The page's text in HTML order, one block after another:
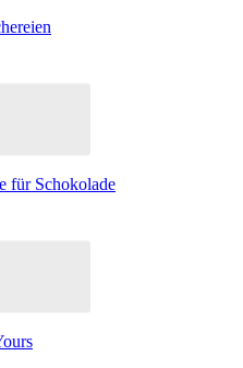
für Schokolade